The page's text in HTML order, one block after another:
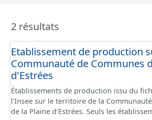
2 résultats
Etablissement de production
Communauté de Communes
d'Estrées
Établissements de production issu du
l'Insee sur le territoire de la
de la Plaine d'Estrées. Seuls les établissements situés à